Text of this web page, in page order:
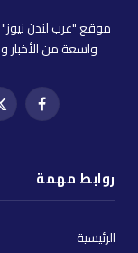
موقع "عرب لندن
واسعة من الأخبار
فيسبوك
روابط مهمة
الرئيسية